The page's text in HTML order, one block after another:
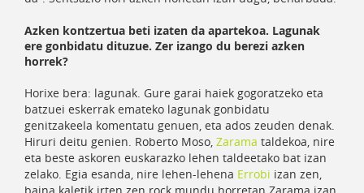
Azken kontzertua beti izaten da apartekoa. Lagunak
ere gonbidatu dituzue. Zer izango du berezi azken
horrek?
Horixe bera: lagunak. Gure garai haiek gogoratzeko eta
batzuei eskerrak emateko lagunak gonbidatu
genitzakeela komentatu genuen, eta ados zeuden denak.
Hiruri deitu genien. Roberto Moso, Zarama taldekoa, nire
eta beste askoren euskarazko lehen taldeetako bat izan
zelako. Egia esanda, nire lehen-lehena Errobi izan zen,